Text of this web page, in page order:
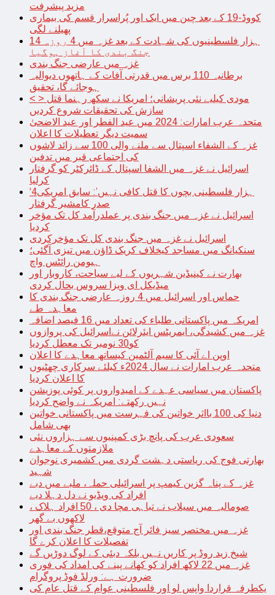
مزید پیشرفت
کووڈ-19 کے بعد چین میں ایک اور پُراسرار قسم کی بیماری
پھیلنے لگی
14 ہزار فلسطینیوں کی شہادت کے بعد غزہ میں 4 روزہ
جنگ بندی کا آغاز ہوگیا
غزہ میں عارضی جنگ بندی
برطانیہ 110 برس میں قدرتی آفات کے ہاتھوں دیوالیہ
ہوجائے گا، تحقیق
< > مودی کیلیے نئی پریشانی؛ امریکا نے سکھ رہنما قتل
سازش کی تحقیقات شروع کردیں
متحدہ عرب امارات: 2024 میں عید الفطر اور عید الاضحیٰ
سمیت دیگر تعطیلات کا اعلان
غزہ کے الشفاء اسپتال سے ملنے والی 100 سے زائد لاشوں
کی اجتماعی قبر میں تدفین
اسرائیل نے غزہ میں الشفا اسپتال کے ڈائرکٹر کو گرفتار
کرلیا
‘4ہزار فلسطینی بچوں کا قتل کافی نہیں’: سابق امریکی
صدر کامشیر گرفتار
اسرائیل نے غزہ میں جنگ بندی پر عملدرآمد کل تک مؤخر
کردیا
اسرائیل نے غزہ میں جنگ بندی کل تک مؤخرکردی
سنکیانگ میں مساجد کیخلاف کریک ڈاؤن میں تیزی آگئی؛
ہیومن رائٹس واچ
بھارت نے کینیڈین شہریوں کے لیے سیاحت، کاروبار اور
میڈیکل ای ویزا سروس بحال کردی
حماس اور اسرائیل میں 4 روزہ عارضی جنگ بندی کا
معاہدہ طے
امریکہ میں پاکستانی طلباء کی تعداد میں 16 فیصد اضافہ
غزہ میں کشیدگی، ایمریٹس ایئرلائن نےاسرائیل کی پروازوں
کو30 نومبر تک معطل کردیا
اوپن اے آئی کا سیم آلٹمین کیساتھ معاہدے کا اعلان
متحدہ عرب امارات نے سال 2024ء کیلئے سرکاری چھٹیوں
کا اعلان کردیا
پاکستان میں سیاسی عہدے کے امیدواروں پر کوئی پوزیشن
نہیں رکھتے: امریکہ نے واضح کردیا
دنیا کی 100 بااثر خواتین کی فہرست میں پاکستانی خواتین
بھی شامل
سعودی عرب کی پانچ بڑی کمپنیوں سے ہزاروں نئی
ملازمتوں کے معاہدے
بھارتی فوج کی ریاستی دہشت گردی میں کشمیری نوجوان
شہید
غزہ کے پناہ گزین کیمپ پر اسرائیلی حملہ، ملبے میں دبے
افراد کی ویڈیو نے دل دہلا دیے
صومالیہ میں سیلاب نے تباہی مچا دی ، 50 افراد ہلاک ،
لاکھوں بے گھر
غزہ میں مختصر سیز فائر آج متوقع،قطر جنگ بندی اور
تفصیلات کا اعلان کرے گا
شیخ زید روڈ پر کاریں نہیں بلکہ دبئی کے لوگ دوڑیں گے
غزہ میں 22 لاکھ افراد کو کھانے پینے کی امداد کی فوری
ضرورت ہے: ورلڈ فوڈ پروگرام
یکطرفہ قراردا واپس لو اور فلسطینی عوام کے قتل عام کی